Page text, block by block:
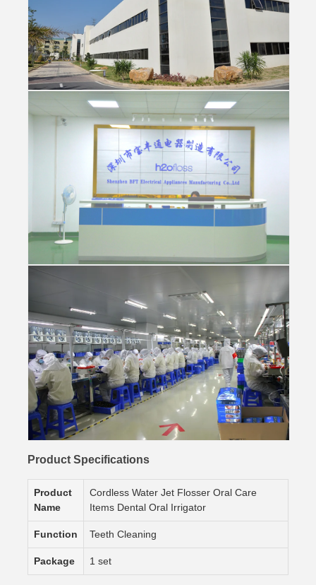
Product Specifications
Product
Name
Cordless Water Jet Flosser Oral Care
Items Dental Oral Irrigator
Function Teeth Cleaning
Package 1 set